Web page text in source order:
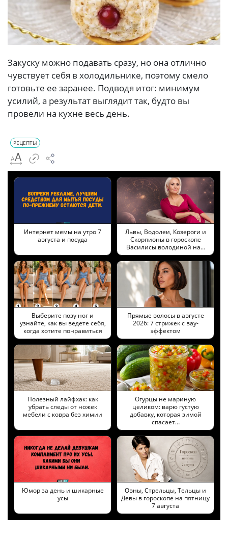
Закуску можно подавать сразу, но она отлично
чувствует себя в холодильнике, поэтому смело
готовьте ее заранее. Подводя итог: минимум
усилий, а результат выглядит так, будто вы
провели на кухне весь день.
РЕЦЕПТЫ
Интернет мемы на утро 7
августа и посуда
Львы, Водолеи, Козероги и
Скорпионы в гороскопе
Василисы володиной на…
Выберите позу ног и
узнайте, как вы ведете себя,
когда хотите понравиться
Прямые волосы в августе
2026: 7 стрижек с вау-
эффектом
Полезный лайфхак: как
убрать следы от ножек
мебели с ковра без химии
Огурцы не мариную
целиком: варю густую
добавку, которая зимой
спасает…
Юмор за день и шикарные
усы
Овны, Стрельцы, Тельцы и
Девы в гороскопе на пятницу
7 августа